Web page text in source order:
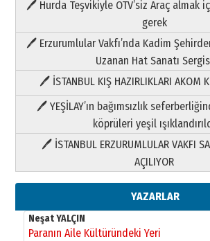
🖊 Hurda Teşvikiyle ÖTV’siz Araç almak
gerek
🖊 Erzurumlular Vakfı’nda Kadim
Uzanan Hat Sanatı
🖊 İSTANBUL KIŞ HAZIRLIKLARI AKOM
🖊 YEŞİLAY’ın bağımsızlık
köprüleri yeşil
🖊 İSTANBUL ERZURUMLULAR VAKFI
AÇILIYOR
YAZARLAR
Paranın Aile Kültüründeki Yeri
03 Ağustos 2026 Pazartesi
Yıldırım Gündoğdu
HAVVA’NIN ÜÇ KIZI
09 Temmuz 2026 Perşembe
Yusuf POLAT
Şampiyonluk Sebahattin
yazar
11 Mayıs 2026 Pazartesi
Neşat YALÇIN
Paranın Aile Kültüründeki Yeri